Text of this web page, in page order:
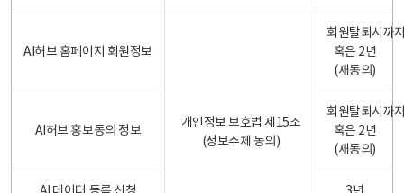
AI허브 홈페이지 회원정보
개인정보 보호법 제15조
(정보주체 동의)
회원탈퇴시까
혹은 2년
(재동의)
AI허브 홍보동의 정보
회원탈퇴시까
혹은 2년
(재동의)